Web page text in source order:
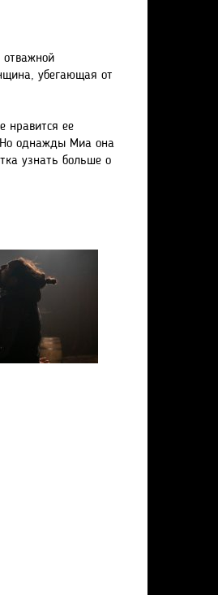
отважной
убегающая от
нравится ее
Но однажды Миа она
узнать больше о